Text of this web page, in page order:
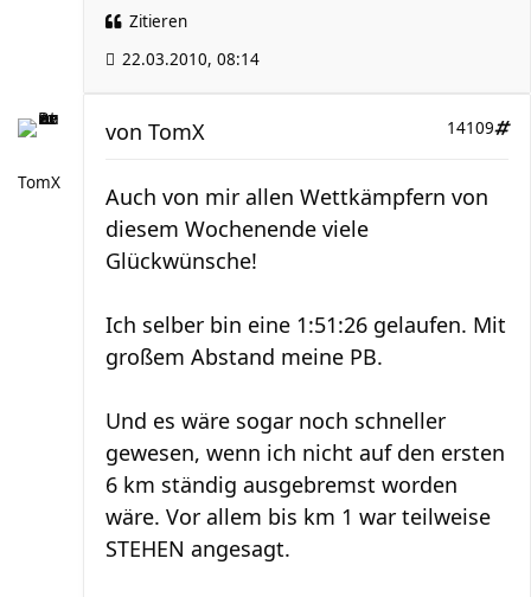
Zitieren
22.03.2010, 08:14
TomX
14109
von TomX
Auch von mir allen Wettkämpfern von
diesem Wochenende viele
Glückwünsche!
Ich selber bin eine 1:51:26 gelaufen. Mit
großem Abstand meine PB.
Und es wäre sogar noch schneller
gewesen, wenn ich nicht auf den ersten
6 km ständig ausgebremst worden
wäre. Vor allem bis km 1 war teilweise
STEHEN angesagt.